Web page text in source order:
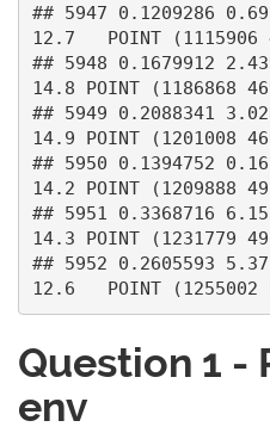
## 5947 0.1209286
12.7   POINT (1115906
## 5948 0.1679912
14.8 POINT (1186868
## 5949 0.2088341
14.9 POINT (1201008
## 5950 0.1394752
14.2 POINT (1209888
## 5951 0.3368716
14.3 POINT (1231779
## 5952 0.2605593
Question 1 -
env